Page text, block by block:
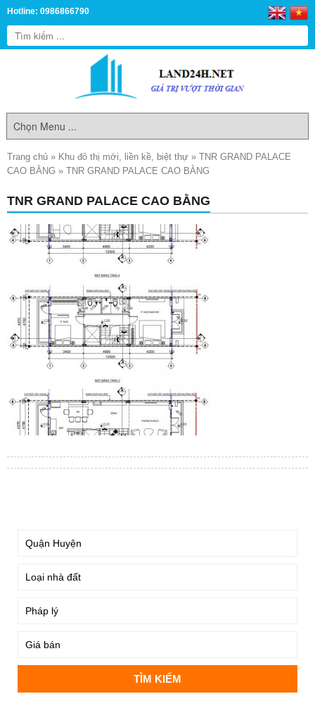
Hotline: 0986866790
Trang chủ » Khu đô thị mới, liền kề, biệt thự » TNR GRAND PALACE
CAO BẰNG » TNR GRAND PALACE CAO BẰNG
TNR GRAND PALACE CAO BẰNG